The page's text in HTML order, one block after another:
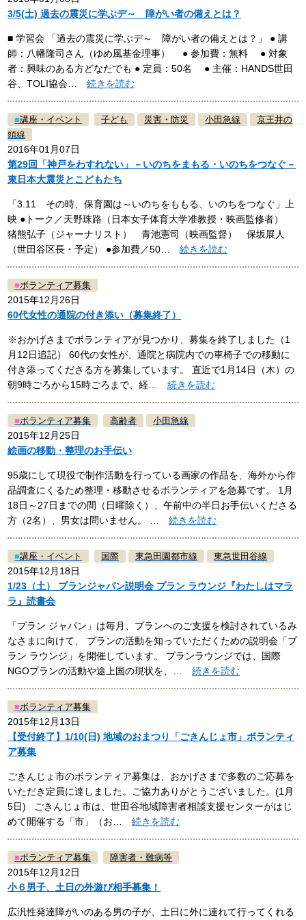
3/5(土) 過去の震災に学ぶデ～ 障がい者の備えとは？
■ 学習会 「過去の震災に学ぶデ～ 障がい者の備えとは？」 ● 講
師：八幡隆司さん（ゆめ風基金理事） ● 参加費：無料 ● 対象
者：興味のある方どなたでも ● 定員：50名 ● 主催：HANDS世田
谷、TOLI協会…続きを読む
■講座・イベント 子ども 災害・防災 小田急線
京王井の
頭線
2016年01月07日
第29回「神戸をわすれない」－いのちをまもる・いのちをつなぐ－
東日本大震災とこどもたち
「3.11 その時、保育園は～いのちをももる、いのちをつなぐ」上
映 ●トーク／天野珠路（日本女子体育大学准教授・映画監修者）
猪熊弘子（ジャーナリスト） 青池憲司（映画監督） 保坂展人
（世田谷区長・予定） ●参加費／50…続きを読む
■ボランティア募集
2015年12月26日
60代女性の通院の付き添い（募集終了）
※おかげさまでボランティアが見つかり、募集を終了しました（1
月12日追記） 60代の女性が、通院と病院内での車椅子での移動に
付き添ってくださる方を募集しています。 直近で1月14日（木）の
朝9時ごろから15時ごろまで、経…続きを読む
■ボランティア募集 高齢者 小田急線
2015年12月25日
絵画の移動・整理のお手伝い
95歳にして現役で制作活動を行っている画家の作品を、海外から作
品調査にくるため整理・移動させるボランティアを急募です。 1月
18日～27日までの間（日曜除く）、午前中の半日お手伝いくださる
方（2名）、男女は問いません。 …続きを読む
■講座・イベント 国際 東急田園都市線 東急世田谷線
2015年12月18日
1/23（土） プランジャパン説明会 プラン ラウンジ『わたしはマラ
ラ』読書会
「プラン ジャパン」は毎月、プランへのご支援を検討されているみ
なさまに向けて、 プランの活動を知っていただくための説明会「プ
ラン ラウンジ」を開催しています。 プランラウンジでは、国際
NGOプランの活動や途上国の現状を、…続きを読む
■ボランティア募集
2015年12月13日
【受付終了】1/10(日) 地域のおまつり「ごきんじょ市」ボランティ
ア募集
ごきんじょ市のボランティア募集は、おかげさまで多数のご応募を
いただき定員に達しました。ご協力ありがとうございました。(1月
5日) ごきんじょ市は、世田谷地域障害者相談支援センターがはじ
めて開催する「市」（お…続きを読む
■ボランティア募集 障害者・難病等
2015年12月12日
小６男子、土日の外遊び相手募集！
広汎性発達障がいのある男の子が、土日に外に連れて行ってくれる